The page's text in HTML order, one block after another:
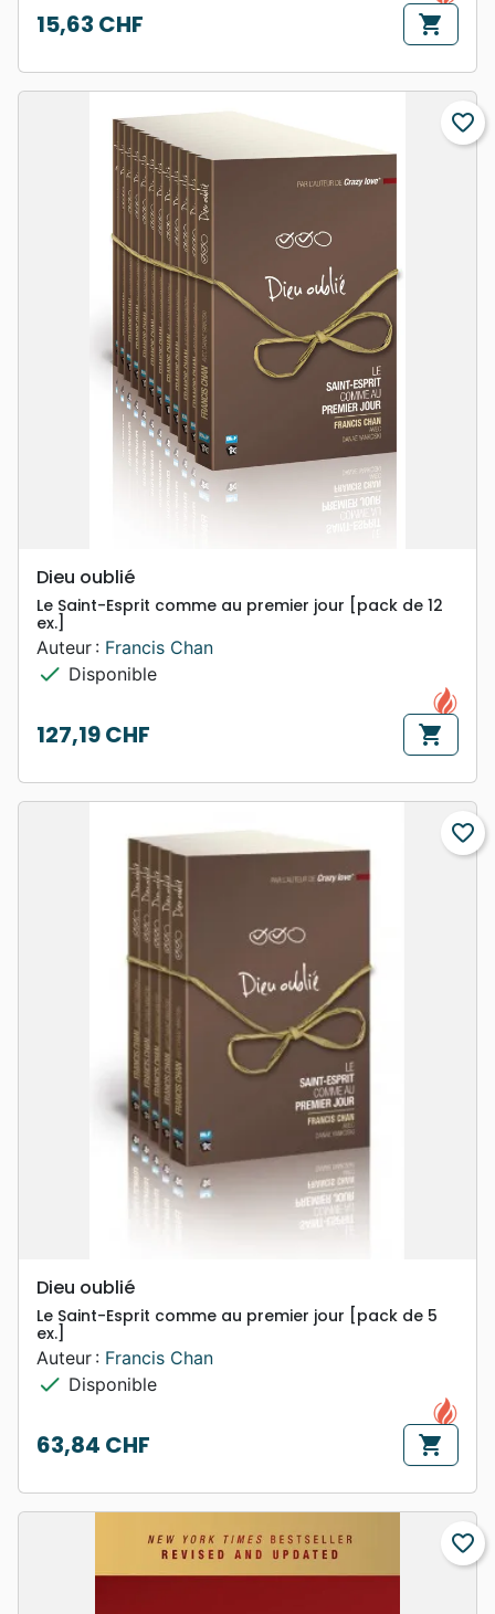
Prix
15,63 CHF shopping_cart
favorite_border
Dieu oublié
Le Saint-Esprit comme au premier jour [pack de 12
ex.]
Auteur : Francis Chan
check Disponible
Prix
127,19 CHF shopping_cart
favorite_border
Dieu oublié
Le Saint-Esprit comme au premier jour [pack de 5
ex.]
Auteur : Francis Chan
check Disponible
Prix
63,84 CHF shopping_cart
favorite_border